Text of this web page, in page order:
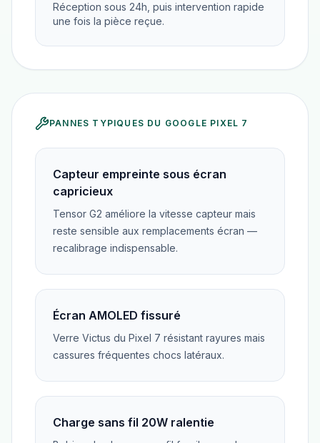
Réception sous 24h, puis intervention rapide
une fois la pièce reçue.
PANNES TYPIQUES DU GOOGLE PIXEL 7
Capteur empreinte sous écran
capricieux
Tensor G2 améliore la vitesse capteur mais
reste sensible aux remplacements écran —
recalibrage indispensable.
Écran AMOLED fissuré
Verre Victus du Pixel 7 résistant rayures mais
cassures fréquentes chocs latéraux.
Charge sans fil 20W ralentie